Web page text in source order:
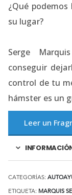
¿Qué
su lugar?
Serge
conseguir
control de tu
hámster es un
Leer un
CATEGORÍAS:
ETIQUETA: MARQUIS